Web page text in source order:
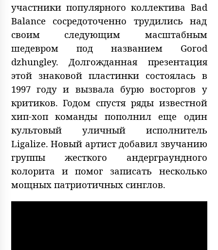
участники популярного коллектива Bad
Balance сосредоточенно трудились над
своим следующим масштабным
шедевром под названием Gorod
dzhungley. Долгожданная презентация
этой знаковой пластинки состоялась в
1997 году и вызвала бурю восторгов у
критиков. Годом спустя ряды известной
хип-хоп команды пополнил еще один
культовый уличный исполнитель
Ligalize. Новый артист добавил звучанию
группы жесткого андерграундного
колорита и помог записать несколько
мощных патриотичных синглов.